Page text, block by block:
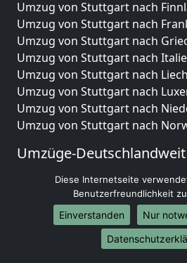
Umzug von Stuttgart nach
Umzug von Stuttgart nach
Umzug von Stuttgart nach
Umzug von Stuttgart nach
Umzug von Stuttgart nach
Umzug von Stuttgart nach
Umzug von Stuttgart nach
Umzug von Stuttgart nach
Umzüge-Deutschlandweit
Umzug von Stuttgart nach
Umzug von Stuttgart nach
Umzug von Stuttgart nach
Umzug von Stuttgart nach Köln
Umzug von Stuttgart nach
Diese Internetseite
Benutzerfreundlichkeit
Einverstanden
Nur